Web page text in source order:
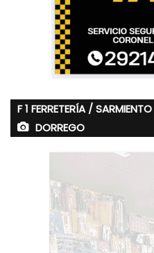
F 1 FERRETERÍA /
DORREGO